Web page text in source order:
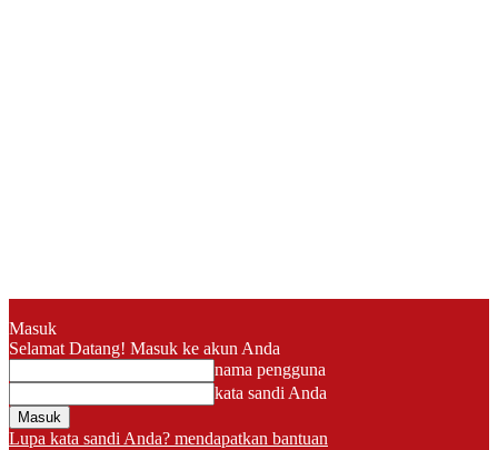
Masuk
Selamat Datang! Masuk ke akun Anda
nama pengguna
kata sandi Anda
Lupa kata sandi Anda? mendapatkan bantuan